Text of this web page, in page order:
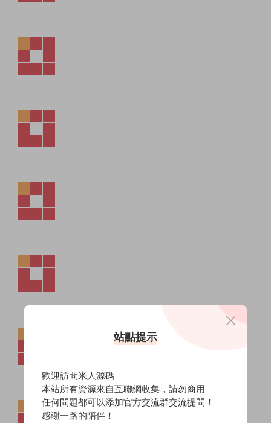
站點提示
歡迎訪問米人源碼
本站所有資源來自互聯網收集，請勿商用
任何問題都可以添加官方交流群交流提問！
感謝一路的陪伴！